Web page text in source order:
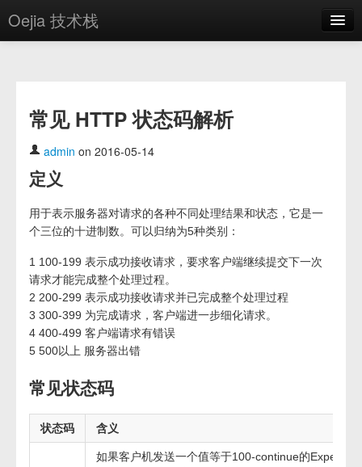
Oejia 技术栈
方案
OE学院
分享
关于
登录
常见 HTTP 状态码解析
admin on 2016-05-14
定义
用于表示服务器对请求的各种不同处理结果和状态，它是一
个三位的十进制数。可以归纳为5种类别：
1 100-199 表示成功接收请求，要求客户端继续提交下一次
请求才能完成整个处理过程。
2 200-299 表示成功接收请求并已完成整个处理过程
3 300-399 为完成请求，客户端进一步细化请求。
4 400-499 客户端请求有错误
5 500以上 服务器出错
常见状态码
状态码 含义
如果客户机发送一个值等于100-continue的Expect请